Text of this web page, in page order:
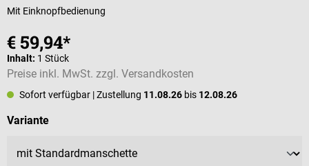
Mit Einknopfbedienung
€ 59,94*
Inhalt: 1 Stück
Preise inkl. MwSt. zzgl. Versandkosten
Sofort verfügbar | Zustellung 11.08.26 bis 12.08.26
Varianteauswählen